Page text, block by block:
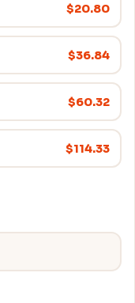
$20.80
$36.84
$60.32
$114.33